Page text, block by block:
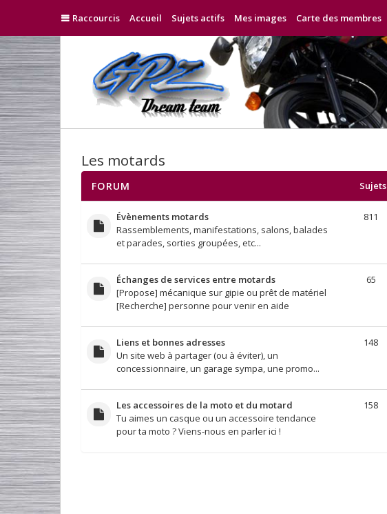
Raccourcis Accueil Sujets actifs Mes images Carte des membres
Les motards
FORUM Sujets
Évènements motards
Rassemblements, manifestations, salons, balades
et parades, sorties groupées, etc...
811
Échanges de services entre motards
[Propose] mécanique sur gipie ou prêt de matériel
[Recherche] personne pour venir en aide
65
Liens et bonnes adresses
Un site web à partager (ou à éviter), un
concessionnaire, un garage sympa, une promo...
148
Les accessoires de la moto et du motard
Tu aimes un casque ou un accessoire tendance
pour ta moto ? Viens-nous en parler ici !
158